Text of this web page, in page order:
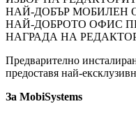
НАЙ-ДОБЪР МОБИЛЕН
НАЙ-ДОБРОТО ОФИС
НАГРАДА НА
Предварително
предоставя най-
За MobiSystems